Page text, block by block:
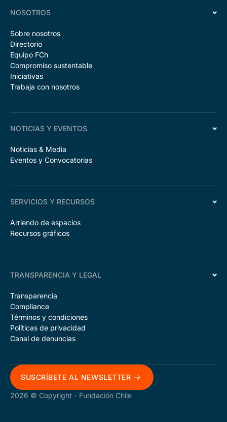
NOSOTROS
Sobre nosotros
Directorio
Equipo FCh
Compromiso sustentable
Iniciativas
Trabaja con nosotros
NOTICIAS Y EVENTOS
Noticias & Media
Eventos y Convocatorias
SERVICIOS Y RECURSOS
Arriendo de espacios
Recursos gráficos
TRANSPARENCIA Y LEGAL
Transparencia
Compliance
Términos y condiciones
Políticas de privacidad
Canal de denuncias
SUSCRÍBETE AL NEWSLETTER
2026 © Copyright - Fundación Chile